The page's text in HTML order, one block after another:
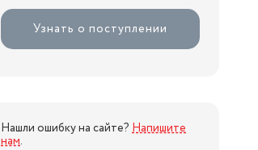
Узнать о поступлении
Нашли ошибку на сайте? Напишите
нам.